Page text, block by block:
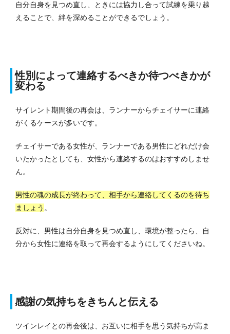
自分自身を見つめ直し、ときには協力し合って試練を乗り越
えることで、絆を深めることができるでしょう。
性別によって連絡するべきか待つべきかが
変わる
サイレント期間後の再会は、ランナーからチェイサーに連絡
がくるケースが多いです。
チェイサーである女性が、ランナーである男性にどれだけ会
いたかったとしても、女性から連絡するのはおすすめしませ
ん。
男性の魂の成長が終わって、相手から連絡してくるのを待ち
ましょう 。
反対に、男性は自分自身を見つめ直し、環境が整ったら、自
分から女性に連絡を取って再会するようにしてくださいね。
感謝の気持ちをきちんと伝える
ツインレイとの再会後は、お互いに相手を思う気持ちが高ま